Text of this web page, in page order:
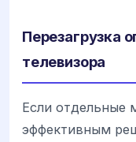
Перезагрузка
телевизора
Если отдельные
эффективным